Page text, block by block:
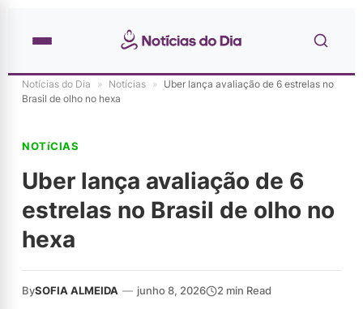
Notícias do Dia » Notícias » Uber lança avaliação de 6 estrelas no
Brasil de olho no hexa
NOTíCIAS
Uber lança avaliação de 6
estrelas no Brasil de olho no
hexa
BySOFIA ALMEIDA — junho 8, 2026 2 min Read